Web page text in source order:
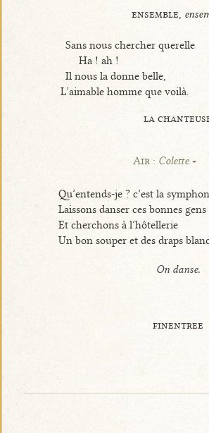
ensemble,
Sans nous chercher querelle
Ha ! ah !
Il nous la donne belle,
L’aimable homme que voilà.
la
Air : Colette
Qu’entends-je ? c’est la
Laissons danser ces bonnes gens
Et cherchons à l’hôtellerie
Un bon souper et des draps
On danse.
finentree